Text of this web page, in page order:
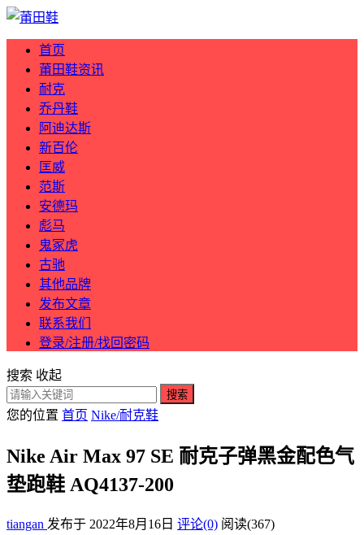
首页
莆田鞋资讯
耐克
乔丹鞋
阿迪达斯
新百伦
匡威
范斯
安德玛
彪马
鬼冢虎
古驰
其他品牌
发布文章
联系我们
登录/注册/找回密码
搜索 收起
搜索
您的位置 首页 Nike/耐克鞋
Nike Air Max 97 SE 耐克子弹黑金配色气
垫跑鞋 AQ4137-200
tiangan 发布于 2022年8月16日 评论(0) 阅读(367)